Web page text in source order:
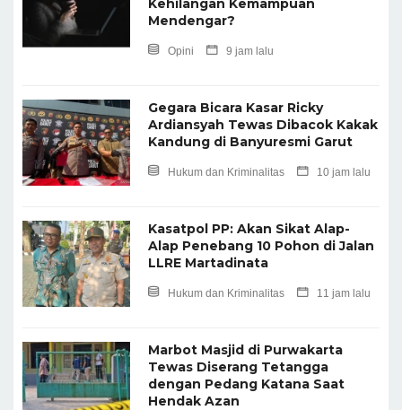
Kehilangan Kemampuan
Mendengar?
Opini 9 jam lalu
Gegara Bicara Kasar Ricky
Ardiansyah Tewas Dibacok Kakak
Kandung di Banyuresmi Garut
Hukum dan Kriminalitas 10 jam lalu
Kasatpol PP: Akan Sikat Alap-
Alap Penebang 10 Pohon di Jalan
LLRE Martadinata
Hukum dan Kriminalitas 11 jam lalu
Marbot Masjid di Purwakarta
Tewas Diserang Tetangga
dengan Pedang Katana Saat
Hendak Azan